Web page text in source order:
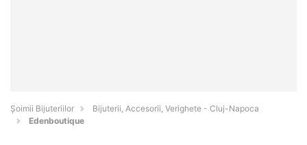
Şoimii Bijuteriilor
Bijuterii, Accesorii, Verighete - Cluj-Napoca
Edenboutique